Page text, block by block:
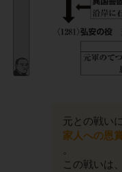
元との戦い
家人への恩
この戦いは